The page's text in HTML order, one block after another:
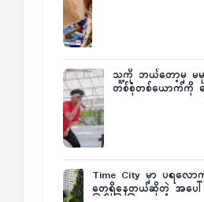
သူ့ကို ဘယ်တော့မှ မ
တစ်စုံတစ်ယောက်ကို ပ
Time City မှာ ပရလော
တွေရှိနေတယ်ဆိုတဲ့ အပေ